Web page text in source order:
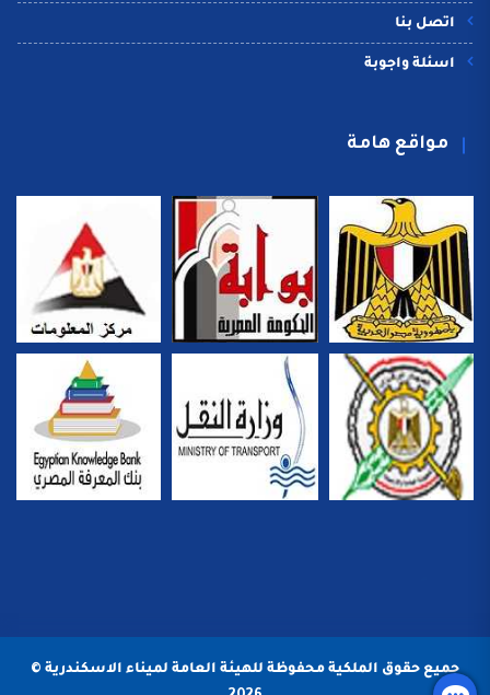
اتصل بنا
اسئلة واجوبة
مواقع هامة
جميع حقوق الملكية محفوظة للهيئة العامة لميناء الاسكندرية ©